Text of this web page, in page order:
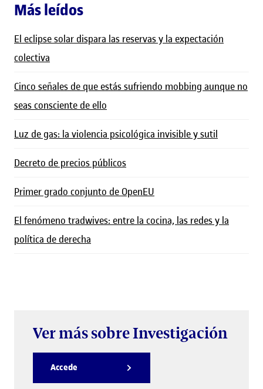
Más leídos
El eclipse solar dispara las reservas y la expectación
colectiva
Cinco señales de que estás sufriendo mobbing aunque no
seas consciente de ello
Luz de gas: la violencia psicológica invisible y sutil
Decreto de precios públicos
Primer grado conjunto de OpenEU
El fenómeno tradwives: entre la cocina, las redes y la
política de derecha
Ver más sobre Investigación
Accede